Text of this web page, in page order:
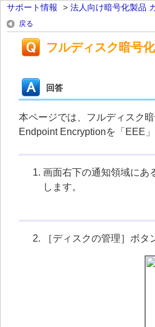
サポート情報 > 法人向け暗号化製品
戻る
フルディスク暗号
回答
本ページでは、フルディスク
Endpoint Encryptionを「EEE
画面右下の通知領域にあ
します。
［ディスクの管理］ボタ